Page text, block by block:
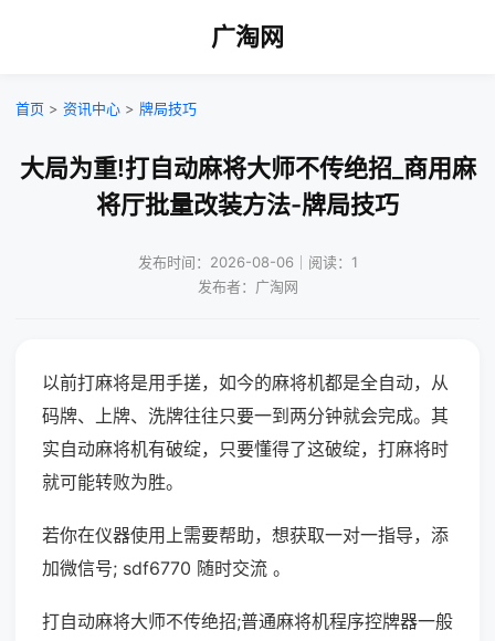
广淘网
首页 > 资讯中心 > 牌局技巧
大局为重!打自动麻将大师不传绝招_商用麻
将厅批量改装方法-牌局技巧
发布时间：2026-08-06｜阅读：1
发布者：广淘网
以前打麻将是用手搓，如今的麻将机都是全自动，从
码牌、上牌、洗牌往往只要一到两分钟就会完成。其
实自动麻将机有破绽，只要懂得了这破绽，打麻将时
就可能转败为胜。
若你在仪器使用上需要帮助，想获取一对一指导，添
加微信号; sdf6770 随时交流 。
打自动麻将大师不传绝招;普通麻将机程序控牌器一般